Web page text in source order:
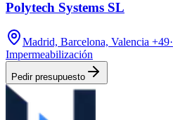
Polytech Systems SL
Madrid, Barcelona, Valencia +49·
Impermeabilización
Pedir presupuesto